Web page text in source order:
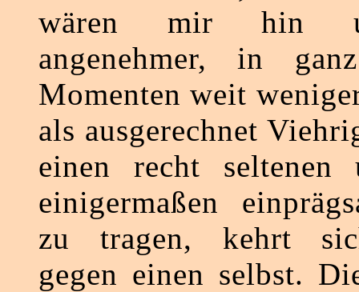
wären mir hin
angenehmer, in
Momenten weit
als ausgerechnet
einen recht seltenen
einigermaßen
zu tragen, kehrt
gegen einen selbst.